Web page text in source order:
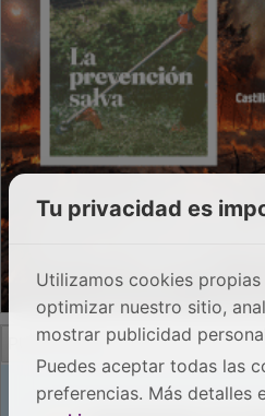
PUBLICIDAD
Tu privacidad es
Utilizamos cookies
optimizar nuestro sitio,
mostrar publicidad
Puedes aceptar todas las
preferencias. Más detalles